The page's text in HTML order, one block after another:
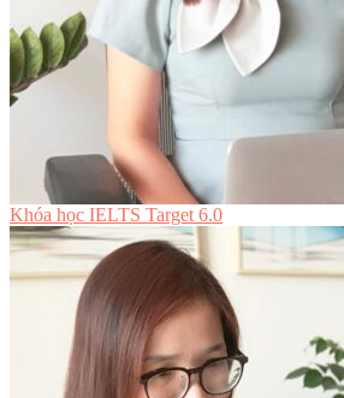
Khóa học IELTS Target 6.0